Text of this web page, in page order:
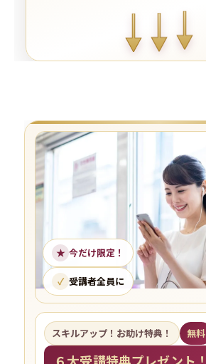
★ 今だけ限定！
✓ 受講者全員に
スキルアップ！お助け特典！ 無料